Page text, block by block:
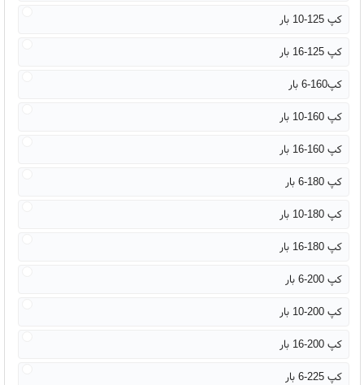
کپ 125-10 بار
کپ 125-16 بار
کپ160-6 بار
کپ 160-10 بار
کپ 160-16 بار
کپ 180-6 بار
کپ 180-10 بار
کپ 180-16 بار
کپ 200-6 بار
کپ 200-10 بار
کپ 200-16 بار
کپ 225-6 بار